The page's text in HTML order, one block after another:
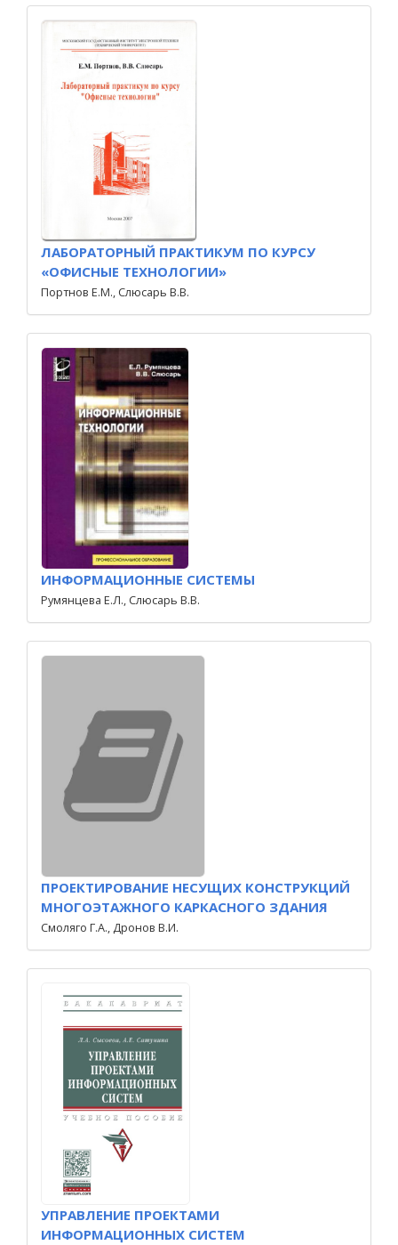
ЛАБОРАТОРНЫЙ ПРАКТИКУМ ПО КУРСУ
«ОФИСНЫЕ ТЕХНОЛОГИИ»
Портнов Е.М., Слюсарь В.В.
ИНФОРМАЦИОННЫЕ СИСТЕМЫ
Румянцева Е.Л., Слюсарь В.В.
ПРОЕКТИРОВАНИЕ НЕСУЩИХ КОНСТРУКЦИЙ
МНОГОЭТАЖНОГО КАРКАСНОГО ЗДАНИЯ
Смоляго Г.А., Дронов В.И.
УПРАВЛЕНИЕ ПРОЕКТАМИ
ИНФОРМАЦИОННЫХ СИСТЕМ